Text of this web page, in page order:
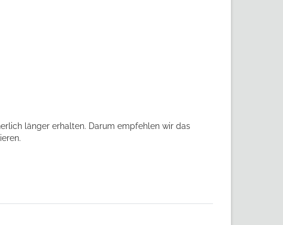
länger erhalten. Darum empfehlen wir das